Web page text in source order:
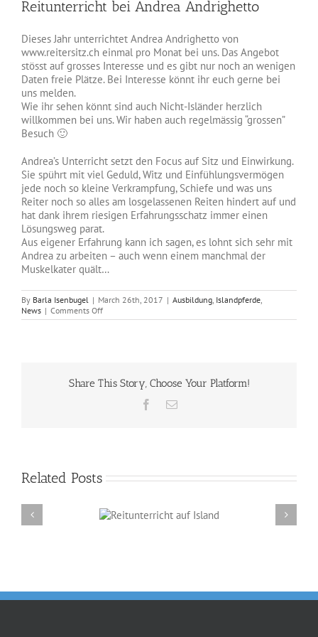
Image
Reitunterricht bei Andrea Andrighetto
Dieses Jahr unterrichtet Andrea Andrighetto von
www.reitersitz.ch einmal pro Monat bei uns. Das Angebot
stösst auf grosses Interesse und es gibt nur noch an wenigen
Daten freie Plätze. Bei Interesse könnt ihr euch gerne bei
uns melden.
Wie ihr sehen könnt sind auch Nicht-Isländer herzlich
willkommen bei uns. Wir haben auch regelmässig “grossen”
Besuch 🙂
Andrea’s Unterricht setzt den Focus auf Sitz und Einwirkung.
Sie spührt mit viel Geduld, Witz und Einfühlungsvermögen
jede noch so kleine Verkrampfung, Schiefe und was uns
Reiter noch so alles am losgelassenen Reiten hindert auf und
hat dank ihrem riesigen Erfahrungsschatz immer einen
Lösungsweg parat.
Aus eigener Erfahrung kann ich sagen, es lohnt sich sehr mit
Andrea zu arbeiten – auch wenn einem manchmal der
Muskelkater quält…
By Barla Isenbugel | March 26th, 2017 | Ausbildung Islandpferde
News | Comments Offon
Reitunterricht
Share This Story, Choose Your Platform!
Facebook
Email
Related Posts
auf
Neue Verkaufspferde unterwegs in